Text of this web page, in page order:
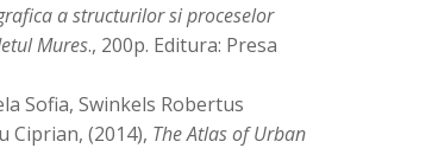
a structurilor si proceselor
Mures., 200p. Editura: Presa
Sofia, Swinkels Robertus
Ciprian, (2014), The Atlas of Urban